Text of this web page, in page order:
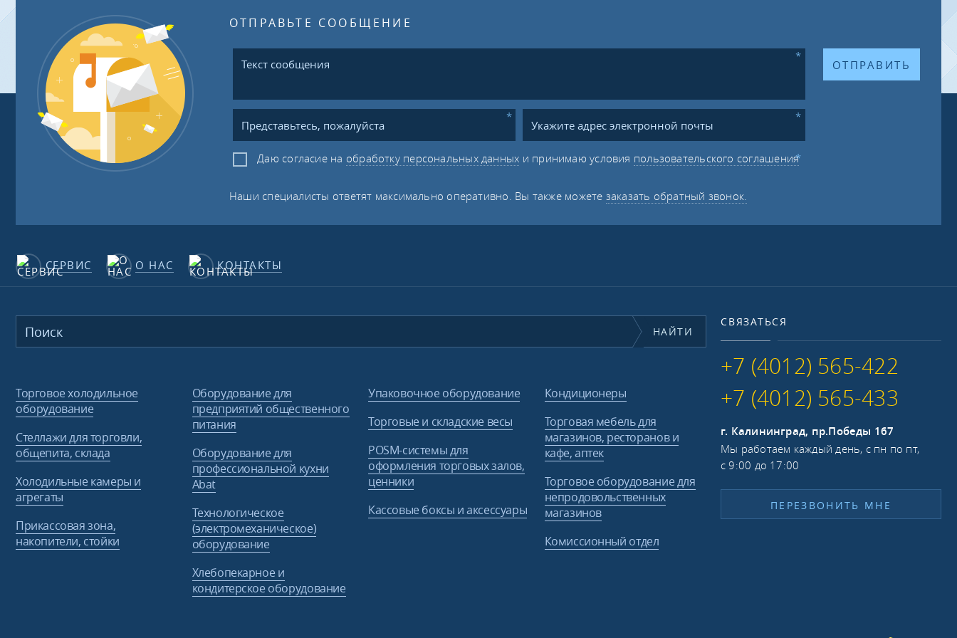
ОТПРАВЬТЕ СООБЩЕНИЕ
ОТПРАВИТЬ
Даю согласие на обработку персональных данных и принимаю условия пользовательского соглашения
Наши специалисты ответят максимально оперативно. Вы также можете заказать обратный звонок.
СЕРВИС О НАС КОНТАКТЫ
НАЙТИ
Торговое холодильное
оборудование
Стеллажи для торговли,
общепита, склада
Холодильные камеры и
агрегаты
Прикассовая зона,
накопители, стойки
Оборудование для
предприятий общественного
питания
Оборудование для
профессиональной кухни
Abat
Технологическое
(электромеханическое)
оборудование
Хлебопекарное и
кондитерское оборудование
Упаковочное оборудование
Торговые и складские весы
POSM-системы для
оформления торговых залов,
ценники
Кассовые боксы и аксессуары
Кондиционеры
Торговая мебель для
магазинов, ресторанов и
кафе, аптек
Торговое оборудование для
непродовольственных
магазинов
Комиссионный отдел
СВЯЗАТЬСЯ
+7 (4012) 565-422
+7 (4012) 565-433
г. Калининград, пр.Победы 167
Мы работаем каждый день, с пн по пт,
с 9:00 до 17:00
ПЕРЕЗВОНИТЬ МНЕ